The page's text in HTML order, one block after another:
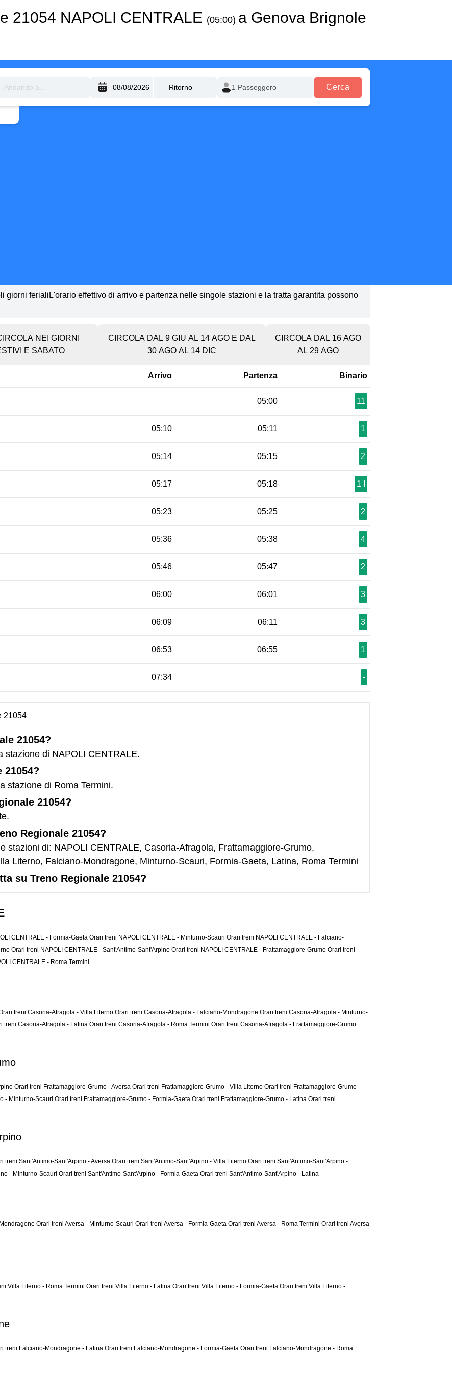
21054 NAPOLI CENTRALE (05:00) a Genova Brignole
Cerca
giorni ferialiL'orario effettivo di arrivo e partenza nelle singole stazioni e la tratta garantita possono
NEI GIORNI
E SABATO
CIRCOLA DAL 9 GIU AL 14 AGO E DAL
30 AGO AL 14 DIC
CIRCOLA DAL 16 AGO
AL 29 AGO
Arrivo Partenza Binario
05:00 11
05:10 05:11 1
05:14 05:15 2
05:17 05:18 1 I
05:23 05:25 2
05:36 05:38 4
05:46 05:47 2
06:00 06:01 3
06:09 06:11 3
06:53 06:55 1
07:34 -
21054
21054?
stazione di NAPOLI CENTRALE.
21054?
stazione di Roma Termini.
21054?
Regionale 21054?
stazioni di: NAPOLI CENTRALE, Casoria-Afragola, Frattamaggiore-Grumo,
Literno, Falciano-Mondragone, Minturno-Scauri, Formia-Gaeta, Latina, Roma Termini
su Treno Regionale 21054?
CENTRALE - Formia-Gaeta Orari treni NAPOLI CENTRALE - Minturno-Scauri Orari treni NAPOLI CENTRALE - Falciano-
Orari treni NAPOLI CENTRALE - Sant'Antimo-Sant'Arpino Orari treni NAPOLI CENTRALE - Frattamaggiore-Grumo Orari treni
CENTRALE - Roma Termini
treni Casoria-Afragola - Villa Literno Orari treni Casoria-Afragola - Falciano-Mondragone Orari treni Casoria-Afragola - Minturno-
treni Casoria-Afragola - Latina Orari treni Casoria-Afragola - Roma Termini Orari treni Casoria-Afragola - Frattamaggiore-Grumo
Orari treni Frattamaggiore-Grumo - Aversa Orari treni Frattamaggiore-Grumo - Villa Literno Orari treni Frattamaggiore-Grumo -
- Minturno-Scauri Orari treni Frattamaggiore-Grumo - Formia-Gaeta Orari treni Frattamaggiore-Grumo - Latina Orari treni
treni Sant'Antimo-Sant'Arpino - Aversa Orari treni Sant'Antimo-Sant'Arpino - Villa Literno Orari treni Sant'Antimo-Sant'Arpino -
- Minturno-Scauri Orari treni Sant'Antimo-Sant'Arpino - Formia-Gaeta Orari treni Sant'Antimo-Sant'Arpino - Latina
Orari treni Aversa - Minturno-Scauri Orari treni Aversa - Formia-Gaeta Orari treni Aversa - Roma Termini Orari treni Aversa
Villa Literno - Roma Termini Orari treni Villa Literno - Latina Orari treni Villa Literno - Formia-Gaeta Orari treni Villa Literno -
treni Falciano-Mondragone - Latina Orari treni Falciano-Mondragone - Formia-Gaeta Orari treni Falciano-Mondragone - Roma